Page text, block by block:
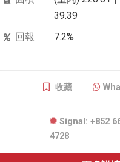
39.39
回報
7.2%
收藏
Signal: +852
4728